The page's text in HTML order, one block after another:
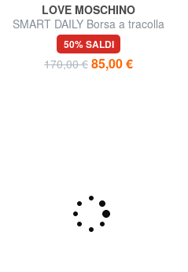
LOVE MOSCHINO
SMART DAILY Borsa a tracolla
50% SALDI
170,00 € 85,00 €